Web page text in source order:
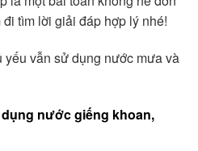
tìm lời giải đáp hợp lý nhé!
vẫn sử dụng nước mưa và
nước giếng khoan,